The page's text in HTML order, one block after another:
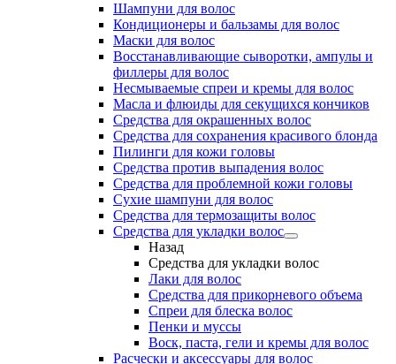
Шампуни для волос
Кондиционеры и бальзамы для волос
Маски для волос
Восстанавливающие сыворотки, ампулы и
филлеры для волос
Несмываемые спреи и кремы для волос
Масла и флюиды для секущихся кончиков
Средства для окрашенных волос
Средства для сохранения красивого блонда
Пилинги для кожи головы
Средства против выпадения волос
Средства для проблемной кожи головы
Сухие шампуни для волос
Средства для термозащиты волос
Средства для укладки волос
Назад
Средства для укладки волос
Лаки для волос
Средства для прикорневого объема
Спреи для блеска волос
Пенки и муссы
Воск, паста, гели и кремы для волос
Расчески и аксессуары для волос